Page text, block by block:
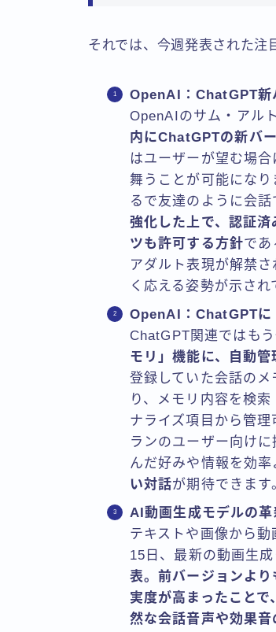
それでは、今週発表された注
OpenAI：ChatGPT新
OpenAIのサム・アル
内にChatGPTの新バ
はユーザーが望む場
舞うことが可能にな
るで友達のように会
強化した上で、認証
ツも許可する方針であ
アダルト表現が解禁
く応える姿勢が示され
OpenAI：ChatGPTに
ChatGPT関連ではも
モリ」機能に、自動
登録していた会話の
り、メモリ内容を検
ナライズ項目から管
ランのユーザー向け
んだ好みや情報を効率
い対話が期待できます
AI動画生成モデルの
テキストや画像から動
15日、最新の動画生
表。前バージョンよ
実度が高まったこと
然な会話音声や効果